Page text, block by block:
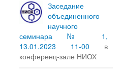
Заседание
объединенного
научного
семинара № 1,
13.01.2023 11-00 в
конференц-зале НИОХ